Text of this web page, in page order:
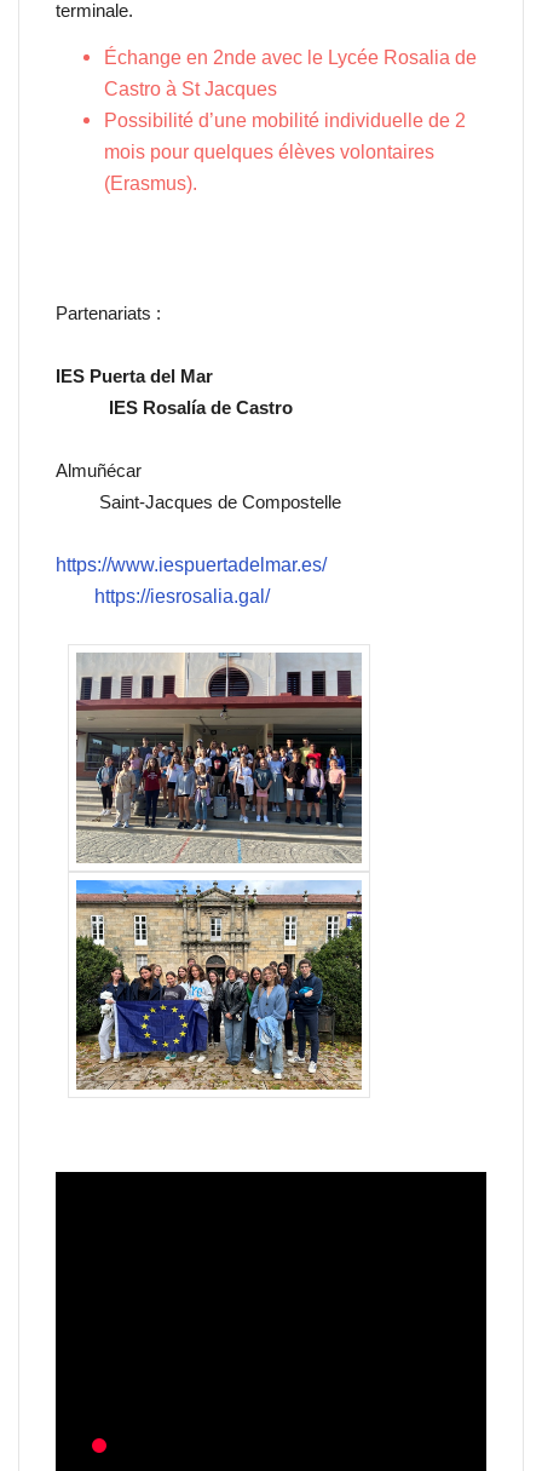
terminale.
Échange en 2nde avec le Lycée Rosalia de
Castro à St Jacques
Possibilité d’une mobilité individuelle de 2
mois pour quelques élèves volontaires
(Erasmus).
Partenariats :
IES Puerta del Mar
IES Rosalía de Castro
Almuñécar
Saint-Jacques de Compostelle
https://www.iespuertadelmar.es/
https://iesrosalia.gal/